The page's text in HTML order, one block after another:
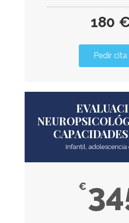
180
Pedir cita
Infantil, adolescencia
€